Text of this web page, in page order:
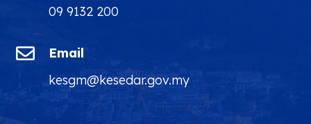
09 9132 200

Email
kesgm@kesedar.gov.my